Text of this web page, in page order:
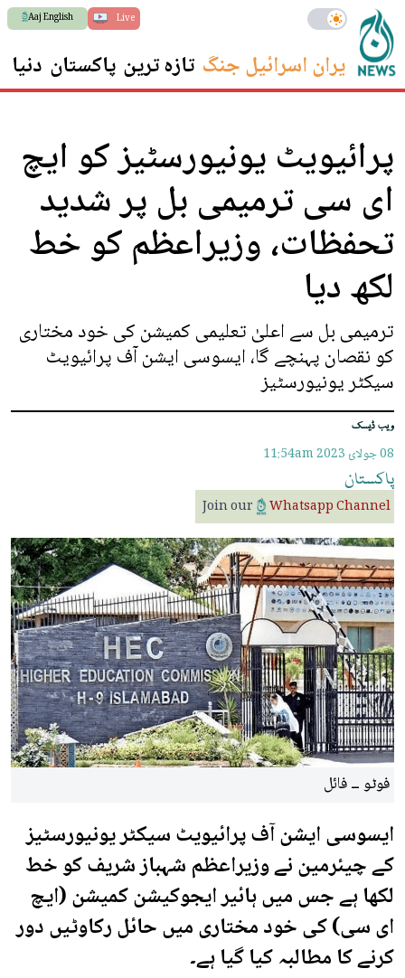
Live
Aaj English
ایران اسرائیل جنگ تازہ ترین پاکستان دنیا
پرائیویٹ یونیورسٹیز کو ایچ
ای سی ترمیمی بل پر شدید
تحفظات، وزیراعظم کو خط
لکھ دیا
ترمیمی بل سے اعلیٰ تعلیمی کمیشن کی خود مختاری
کو نقصان پہنچے گا، ایسوسی ایشن آف پرائیویٹ
سیکٹر یونیورسٹیز
ویب ڈیسک
08 جولائ 2023 11:54am
پاکستان
Join our Whatsapp Channel
فوٹو ــ فائل
ایسوسی ایشن آف پرائیویٹ سیکٹر یونیورسٹیز
کے چیئرمین نے وزیراعظم شہباز شریف کو خط
لکھا ہے جس میں ہائیر ایجوکیشن کمیشن (ایچ
ای سی) کی خود مختاری میں حائل رکاوٹیں دور
کرنے کا مطالبہ کیا گیا ہے۔